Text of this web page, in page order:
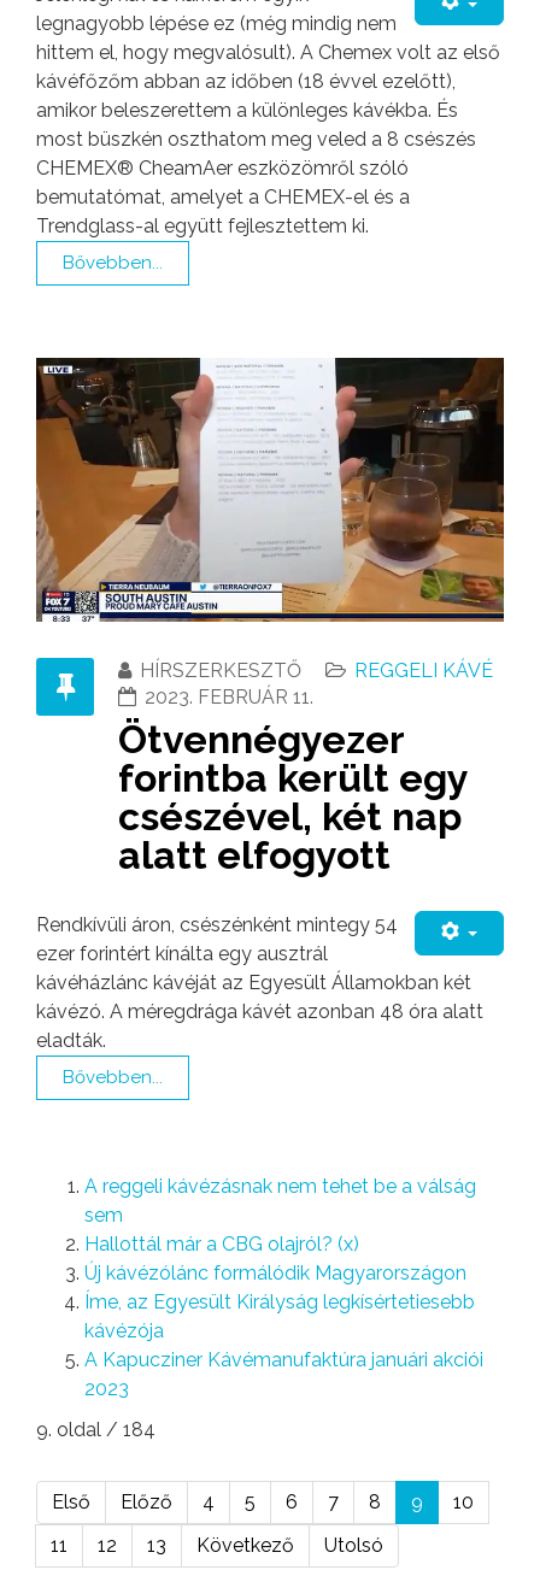
legnagyobb lépése ez (még mindig nem
hittem el, hogy megvalósult). A Chemex volt az első
kávéfőzőm abban az időben (18 évvel ezelőtt),
amikor beleszerettem a különleges kávékba. És
most büszkén oszthatom meg veled a 8 csészés
CHEMEX® CheamAer eszközömről szóló
bemutatómat, amelyet a CHEMEX-el és a
Trendglass-al együtt fejlesztettem ki.
Bővebben...
HÍRSZERKESZTŐ
REGGELI KÁVÉ
2023. FEBRUÁR 11.
Ötvennégyezer
forintba került egy
csészével, két nap
alatt elfogyott
Rendkívüli áron, csészénként mintegy 54
ezer forintért kínálta egy ausztrál
kávéházlánc kávéját az Egyesült Államokban két
kávézó. A méregdrága kávét azonban 48 óra alatt
eladták.
Bővebben...
A reggeli kávézásnak nem tehet be a válság
sem
Hallottál már a CBG olajról? (x)
Új kávézólánc formálódik Magyarországon
Íme, az Egyesült Királyság legkísértetiesebb
kávézója
A Kapucziner Kávémanufaktúra januári akciói
2023
9. oldal / 184
Első Előző 4 5 6 7 8 9
10
11
12 13 Következő Utolsó